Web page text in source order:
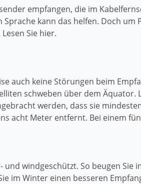
empfangen, die im
kann das helfen. Doch
Sie hier.
auch keine Störungen beim
schweben über dem
werden, dass sie
acht Meter entfernt. Bei einem
windgeschützt. So beugen Sie
im Winter einen besseren